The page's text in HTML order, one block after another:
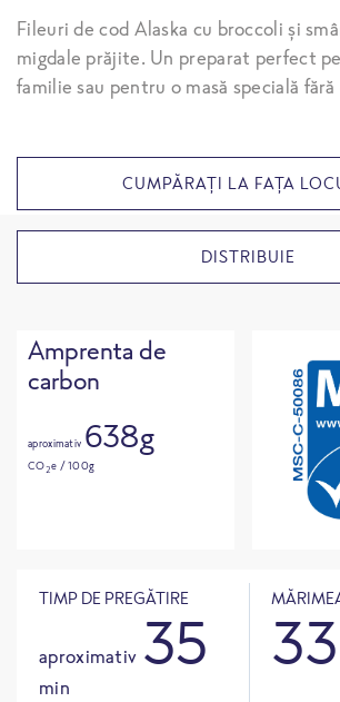
Fileuri de cod Alaska cu broccoli și
migdale prăjite. Un preparat perfect
familie sau pentru o masă specială
CUMPĂRAȚI LA FAȚA
DISTRIBUIE
TIMP DE PREGĂTIRE
aproximativ 35
min
Amprenta de
carbon
aproximativ 638g
CO2e / 100g